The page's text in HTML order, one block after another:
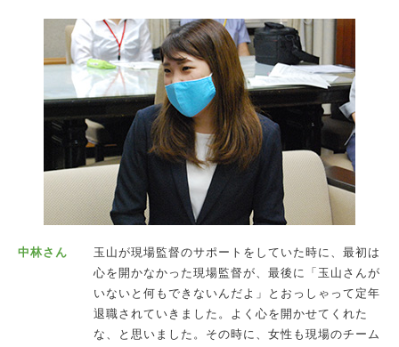
中林さん
玉山が現場監督のサポートをしていた時に、最初は
心を開かなかった現場監督が、最後に「玉山さんが
いないと何もできないんだよ」とおっしゃって定年
退職されていきました。よく心を開かせてくれた
な、と思いました。その時に、女性も現場のチーム